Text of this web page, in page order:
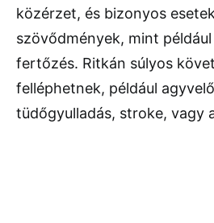
közérzet, és bizonyos
szövődmények, mint
fertőzés. Ritkán súlyos
felléphetnek, például
tüdőgyulladás, stroke, vagy